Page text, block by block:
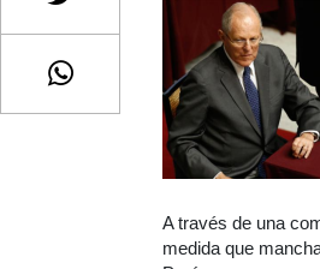
A través de una
medida que